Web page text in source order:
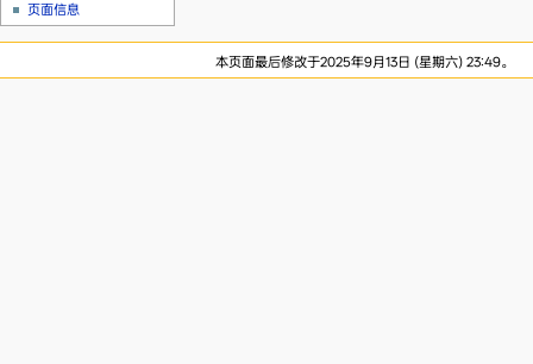
页面信息
本页面最后修改于2025年9月13日 (星期六) 23:49。